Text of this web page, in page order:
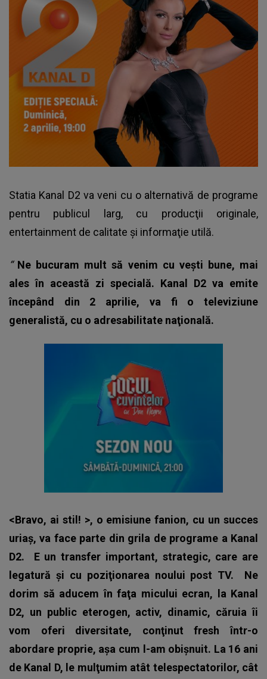
Statia Kanal D2 va veni cu o alternativă de programe
pentru publicul larg, cu producţii originale,
entertainment de calitate şi informaţie utilă.
“ Ne bucuram mult să venim cu veşti bune, mai
ales în această zi specială. Kanal D2 va emite
începând din 2 aprilie, va fi o televiziune
generalistă, cu o adresabilitate naţională.
<Bravo, ai stil! >, o emisiune fanion, cu un succes
uriaş, va face parte din grila de programe a Kanal
D2. E un transfer important, strategic, care are
legatură şi cu poziţionarea noului post TV. Ne
dorim să aducem în faţa micului ecran, la Kanal
D2, un public eterogen, activ, dinamic, căruia îi
vom oferi diversitate, conţinut fresh într-o
abordare proprie, aşa cum l-am obişnuit. La 16 ani
de Kanal D, le mulţumim atât telespectatorilor, cât